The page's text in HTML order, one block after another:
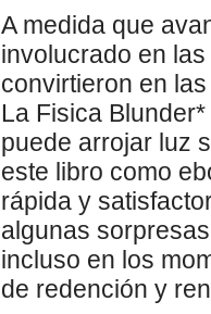
A medida que
involucrado en
convirtieron en
La Fisica
puede arrojar luz
este libro como
rápida y
algunas
incluso en los
de redención y